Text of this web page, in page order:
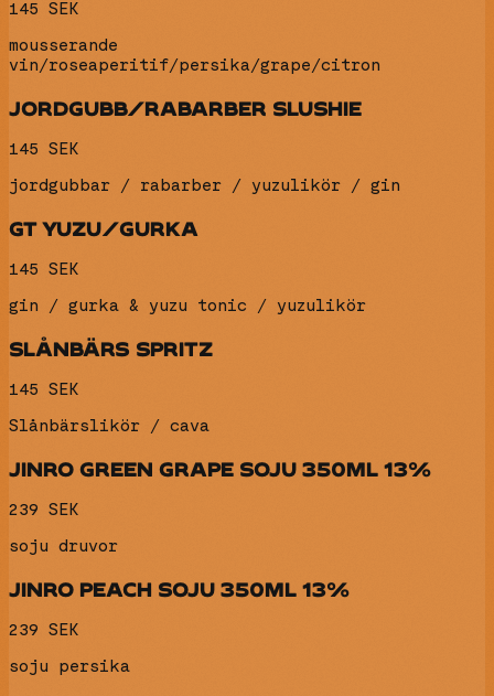
145 SEK
mousserande
vin/roseaperitif/persika/grape/citron
JORDGUBB/RABARBER SLUSHIE
145 SEK
jordgubbar / rabarber / yuzulikör / gin
GT YUZU/GURKA
145 SEK
gin / gurka & yuzu tonic / yuzulikör
SLÅNBÄRS SPRITZ
145 SEK
Slånbärslikör / cava
JINRO GREEN GRAPE SOJU 350ML 13%
239 SEK
soju druvor
JINRO PEACH SOJU 350ML 13%
239 SEK
soju persika